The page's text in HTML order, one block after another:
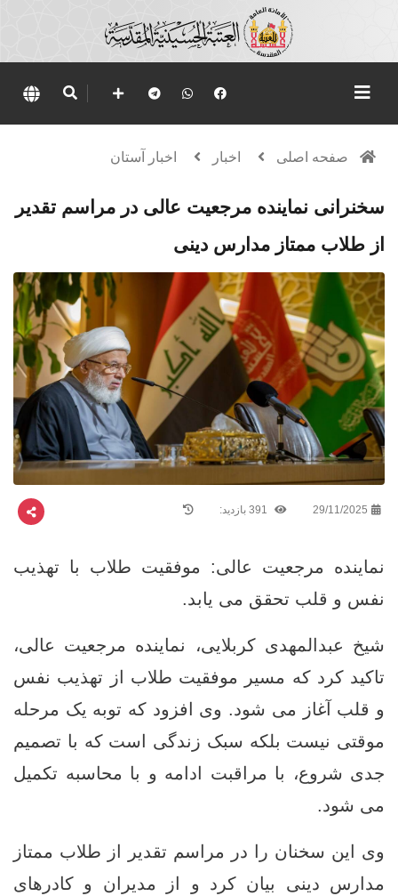
صفحه اصلی اخبار اخبار آستان
سخنرانی نماینده مرجعیت عالی در مراسم تقدیر
از طلاب ممتاز مدارس دینی
29/11/2025
نماینده مرجعیت عالی: موفقیت طلاب با تهذیب
نفس و قلب تحقق می ‌یابد.
شیخ عبدالمهدی کربلایی، نماینده مرجعیت عالی،
تاکید کرد که مسیر موفقیت طلاب از تهذیب نفس
و قلب آغاز می ‌شود. وی افزود که توبه یک مرحله
موقتی نیست بلکه سبک زندگی‌ است که با تصمیم
جدی شروع، با مراقبت ادامه و با محاسبه تکمیل
می‌ شود.
وی این سخنان را در مراسم تقدیر از طلاب ممتاز
مدارس دینی بیان کرد و از مدیران و کادرهای